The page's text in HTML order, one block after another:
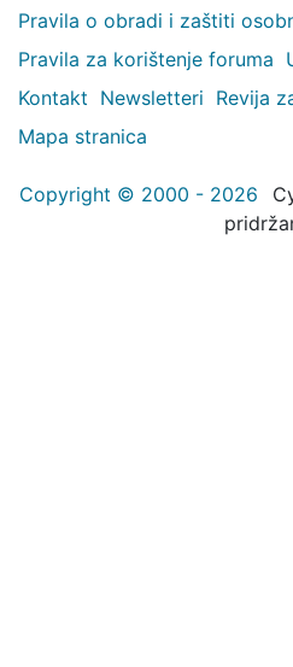
Pravila o obradi i zaštiti
Pravila za korištenje foruma
Kontakt Newsletteri Revija
Mapa stranica
Copyright © 2000 - 2026